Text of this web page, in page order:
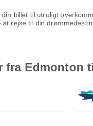
billet til utroligt
rejse til din
Edmonton